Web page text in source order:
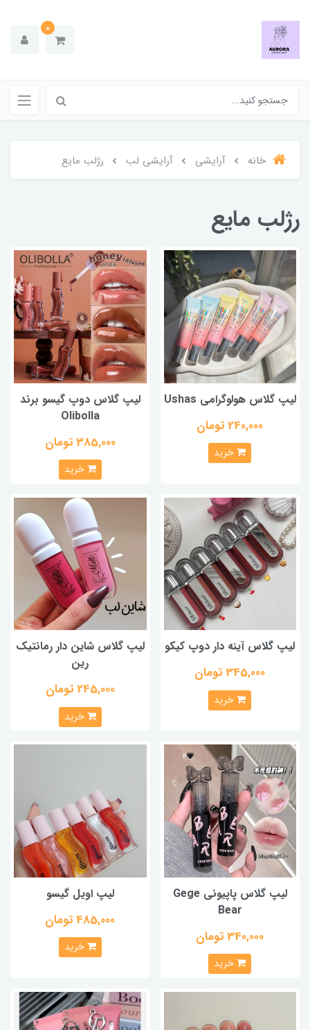
0
خانه آرایشی آرایشی لب رژلب مایع
رژلب مایع
لیپ گلاس هولوگرامی Ushas
240,000 تومان
خرید
لیپ گلاس دوپ گیسو برند
Olibolla
385,000 تومان
خرید
لیپ گلاس آینه دار دوپ کیکو
345,000 تومان
خرید
لیپ گلاس شاین دار رمانتیک
رین
245,000 تومان
خرید
لیپ گلاس پاپیونی Gege
Bear
340,000 تومان
خرید
لیپ اویل گیسو
485,000 تومان
خرید